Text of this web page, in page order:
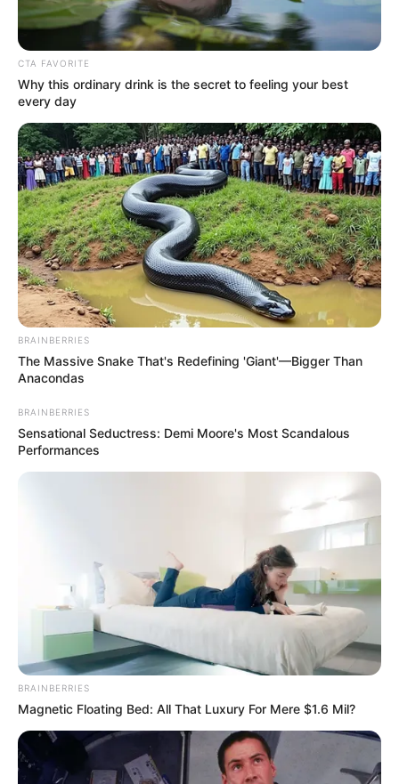
CTA FAVORITE
Why this ordinary drink is the secret to feeling your best
every day
BRAINBERRIES
The Massive Snake That's Redefining 'Giant'—Bigger Than
Anacondas
BRAINBERRIES
Sensational Seductress: Demi Moore's Most Scandalous
Performances
BRAINBERRIES
Magnetic Floating Bed: All That Luxury For Mere $1.6 Mil?